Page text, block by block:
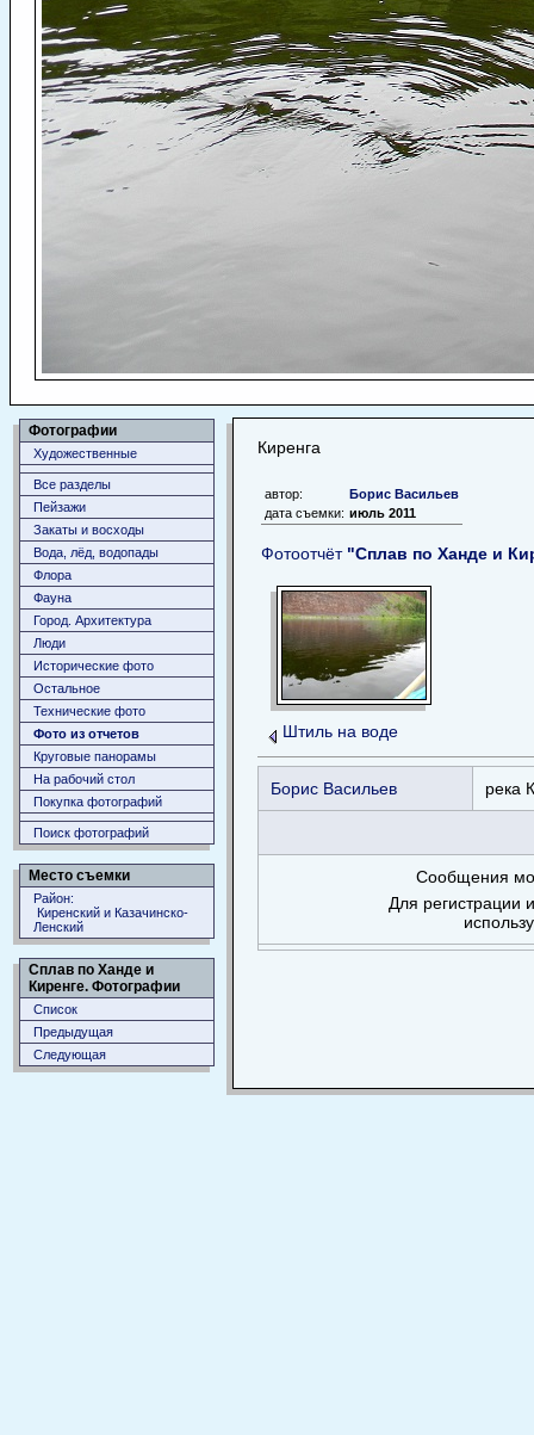
Фотографии
Художественные
Все разделы
Пейзажи
Закаты и восходы
Вода, лёд, водопады
Флора
Фауна
Город. Архитектура
Люди
Исторические фото
Остальное
Технические фото
Фото из отчетов
Круговые панорамы
На рабочий стол
Покупка фотографий
Поиск фотографий
Место съемки
Район:
Киренский и Казачинско-
Ленский
Сплав по Ханде и
Киренге. Фотографии
Список
Предыдущая
Следующая
Киренга
автор:
Борис Васильев
дата съемки: июль 2011
Фотоотчёт "Сплав по Ханде и
Штиль на воде
Борис Васильев река
Сообщения
Для регистрации